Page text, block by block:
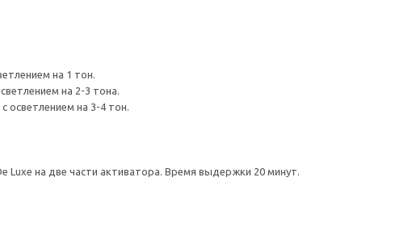
на 1 тон.
на 2-3 тона.
осветлением на 3-4 тон.
Luxe на две части активатора. Время выдержки 20 минут.